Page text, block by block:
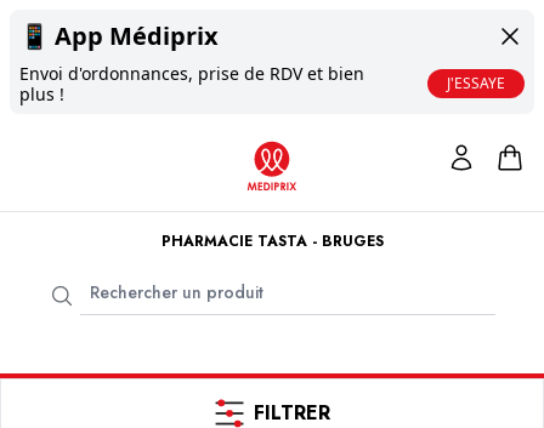
📱 App Médiprix
Envoi d'ordonnances, prise de RDV et bien
plus !
J'ESSAYE
PHARMACIE TASTA - BRUGES
FILTRER